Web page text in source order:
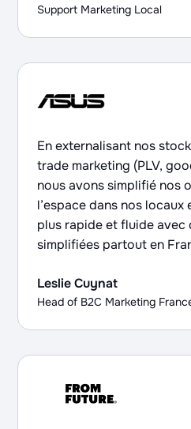
Support Marketing Local
En externalisant nos
trade marketing (PLV,
nous avons simplifié nos
l’espace dans nos
plus rapide et fluide avec
simplifiées partout en
Leslie Cuynat
Head of B2C Marketing